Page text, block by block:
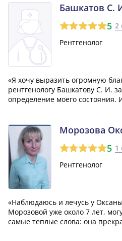
Александрович, специалист по
Башкатов С.
5 2
Рентгенолог
«Я хочу выразить огромную
рентгенологу Башкатову С. И.
определение моего состояния.
гораздо быстрее. Еще раз
Морозова
5 1
Рентгенолог
«Наблюдаюсь и лечусь у
Морозовой уже около 7 лет,
самые теплые слова: она